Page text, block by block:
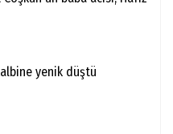
yenik düştü